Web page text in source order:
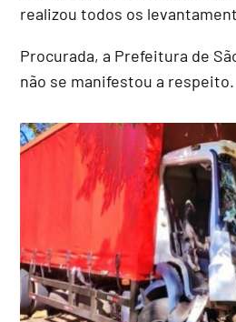
realizou todos os
Procurada, a Prefeitura de
não se manifestou a respeito.